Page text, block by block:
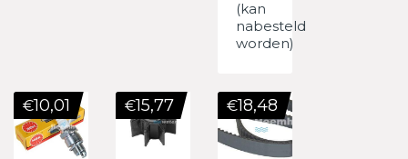
(kan
nabesteld
worden)
€10,01 €15,77 €18,48